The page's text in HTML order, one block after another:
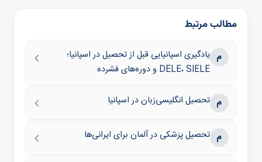
مطالب مرتبط
م یادگیری اسپانیایی قبل از تحصیل در اسپانیا؛
DELE، SIELE و دوره‌های فشرده
م تحصیل انگلیسی‌زبان در اسپانیا
م تحصیل پزشکی در آلمان برای ایرانی‌ها